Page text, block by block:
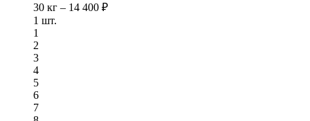
30 кг – 14 400 ₽
1 шт.
1
2
3
4
5
6
7